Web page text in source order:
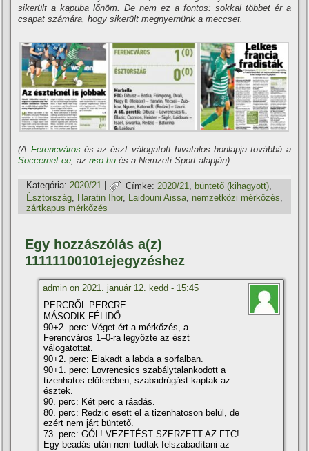
sikerült a kapuba lőnöm. De nem ez a fontos: sokkal többet ér a
csapat számára, hogy sikerült megnyernünk a meccset.
(A Ferencváros és az észt válogatott hivatalos honlapja továbbá a
Soccernet.ee, aznso.hu és a Nemzeti Sport alapján)
Kategória: 2020/21 | Címke: 2020/21 ,büntető (kihagyott)
Észtország, Haratin Ihor, Laidouni Aissa, nemzetközi mérkőzés,
zártkapus mérkőzés
Egy hozzászólás a(z)
11111100101ejegyzéshez
admin on2021. január 12. kedd - 15:45
PERCRŐL PERCRE
MÁSODIK FÉLIDŐ
90+2. perc: Véget ért a mérkőzés, a
Ferencváros 1–0-ra legyőzte az észt
válogatottat.
90+2. perc: Elakadt a labda a sorfalban.
90+1. perc: Lovrencsics szabálytalankodott a
tizenhatos előterében, szabadrúgást kaptak az
észtek.
90. perc: Két perc a ráadás.
80. perc: Redzic esett el a tizenhatoson belül, de
ezért nem járt büntető.
73. perc: GÓL! VEZETÉST SZERZETT AZ FTC!
Egy beadás után nem tudtak felszabadítani az